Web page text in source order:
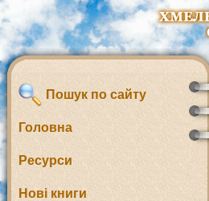
Пошук по сайту
Головна
Ресурси
Нові книги